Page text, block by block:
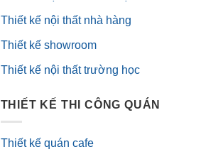
Thiết kế nội thất nhà hàng
Thiết kế showroom
Thiết kế nội thất trường học
THIẾT KẾ THI CÔNG QUÁN
Thiết kế quán cafe